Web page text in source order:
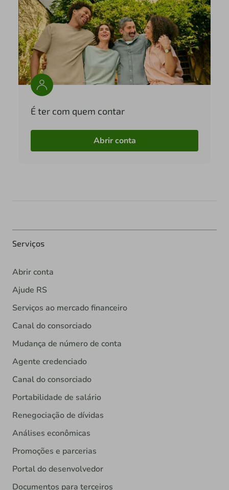
É ter com quem contar
Abrir conta
Serviços
Abrir conta
Ajude RS
Serviços ao mercado financeiro
Canal do consorciado
Mudança de número de conta
Agente credenciado
Canal do consorciado
Portabilidade de salário
Renegociação de dívidas
Análises econômicas
Promoções e parcerias
Portal do desenvolvedor
Documentos para terceiros